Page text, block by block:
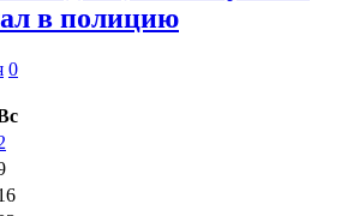
в полицию
0